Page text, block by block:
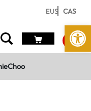
Abrir
EUS CAS